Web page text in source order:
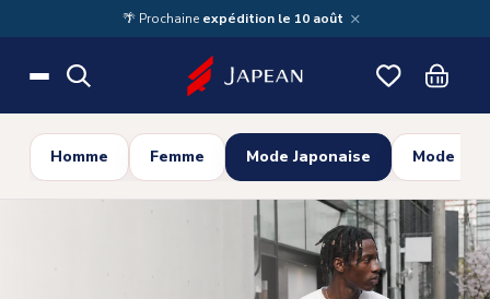
Skip to main content🌴 Prochaine expédition le 10 août ×
Homme Femme Mode Japonaise Mode